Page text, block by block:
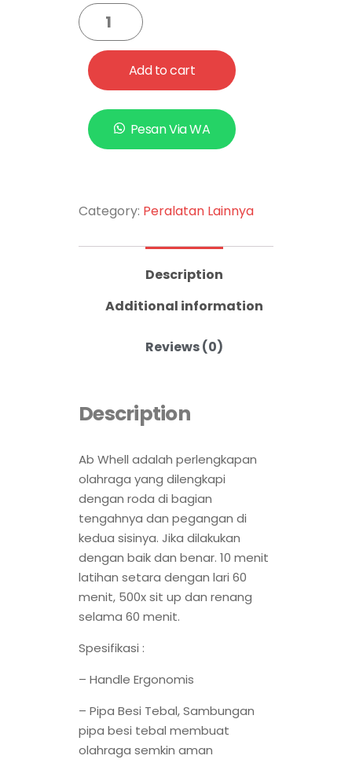
Add to cart
Pesan Via WA
Category: Peralatan Lainnya
Description
Additional information
Reviews (0)
Description
Ab Whell adalah perlengkapan
olahraga yang dilengkapi
dengan roda di bagian
tengahnya dan pegangan di
kedua sisinya. Jika dilakukan
dengan baik dan benar. 10 menit
latihan setara dengan lari 60
menit, 500x sit up dan renang
selama 60 menit.
Spesifikasi :
– Handle Ergonomis
– Pipa Besi Tebal, Sambungan
pipa besi tebal membuat
olahraga semkin aman